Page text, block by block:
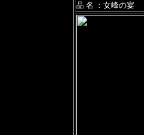
品 名 ：女峰の宴